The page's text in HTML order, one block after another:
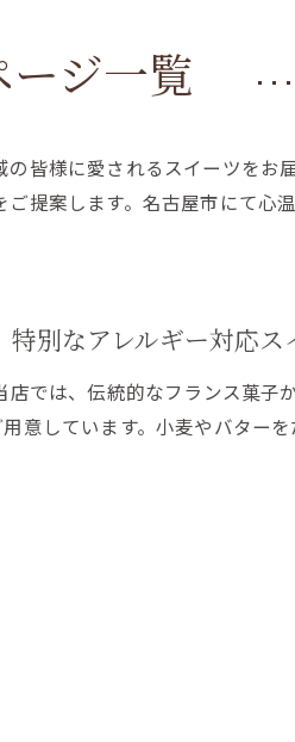
ージ一覧
皆様に愛されるスイーツをお
提案します。名古屋市にて心
別なアレルギー対応ス
では、伝統的なフランス菓子
意しています。小麦やバター